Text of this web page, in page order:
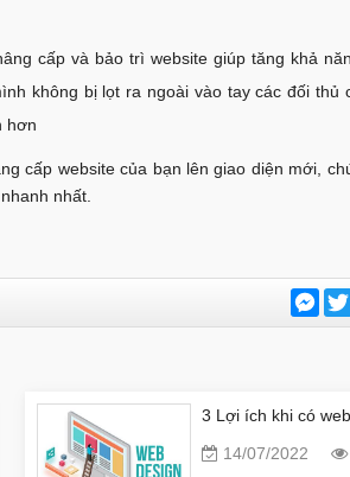
cấp và bảo trì website giúp tăng khả
không bị lọt ra ngoài vào tay các đối thủ
hơn
cấp website của bạn lên giao diện mới,
nhất.
3 Lợi ích khi có
14/07/2022